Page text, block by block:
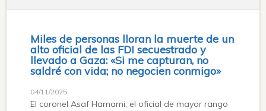
Miles de personas lloran la muerte de un
alto oficial de las FDI secuestrado y
llevado a Gaza: «Si me capturan, no
saldré con vida; no negocien conmigo»
04/11/2025
El coronel Asaf Hamami, el oficial de mayor rango